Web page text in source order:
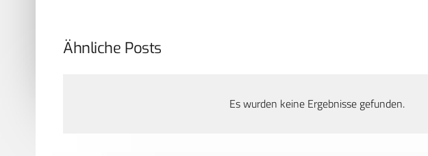
Ähnliche Posts
Es wurden keine Ergebnisse gefunden.